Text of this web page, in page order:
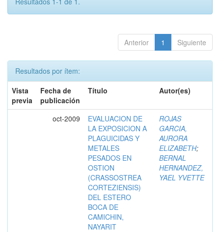
Anterior 1 Siguiente
Resultados por ítem:
Vista
previa
Fecha de
publicación
Título Autor(es)
oct-2009
EVALUACION DE
LA EXPOSICION A
PLAGUICIDAS Y
METALES
PESADOS EN
OSTION
(CRASSOSTREA
CORTEZIENSIS)
DEL ESTERO
BOCA DE
CAMICHIN,
NAYARIT
ROJAS
GARCIA,
AURORA
ELIZABETH;
BERNAL
HERNANDEZ,
YAEL YVETTE